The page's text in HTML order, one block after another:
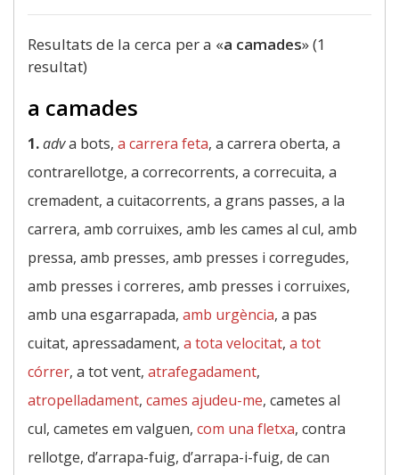
Resultats de la cerca per a «a camades» (1
resultat)
a camades
1.adva bots, a carrera feta, a carrera oberta, a
contrarellotge, a correcorrents, a correcuita, a
cremadent, a cuitacorrents, a grans passes, a la
carrera, amb corruixes, amb les cames al cul, amb
pressa, amb presses, amb presses i corregudes,
amb presses i correres, amb presses i corruixes,
amb una esgarrapada, amb urgència, a pas
cuitat, apressadament, a tota velocitat, a tot
córrer, a tot vent, atrafegadament,
atropelladament, cames ajudeu-me, cametes al
cul, cametes em valguen, com una fletxa, contra
rellotge, d’arrapa-fuig, d’arrapa-i-fuig, de can